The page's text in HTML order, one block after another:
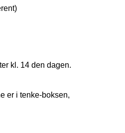
kl. 14 den dagen.
er i tenke-boksen,